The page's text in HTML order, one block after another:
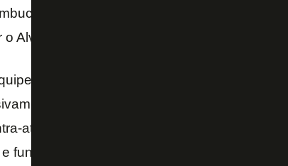
O que dá méritos ao Glorioso, e tais
Alvinegro escapar de vez da zona de
de Zé Ricardo foi para lá de elogiável.
havia solidez quase sempre.
ataques e tentativas pelos dois lados do
funcionou com novidade tática.